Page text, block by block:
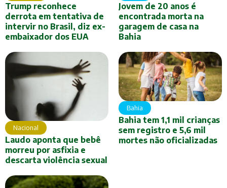
Trump reconhece
derrota em tentativa de
intervir no Brasil, diz ex-
embaixador dos EUA
Jovem de 20 anos é
encontrada morta na
garagem de casa na
Bahia
Nacional
Laudo aponta que bebê
morreu por asfixia e
descarta violência sexual
Bahia
Bahia tem 1,1 mil crianças
sem registro e 5,6 mil
mortes não oficializadas